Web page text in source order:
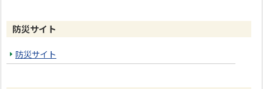
防災サイト
防災サイト